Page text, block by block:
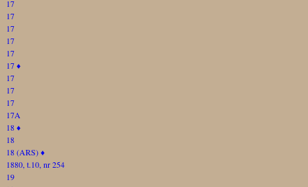
17
17
17
17
17
17♦
17
17
17
17A
18♦
18
18 (ARS)♦
1880, t.10, nr 254
19